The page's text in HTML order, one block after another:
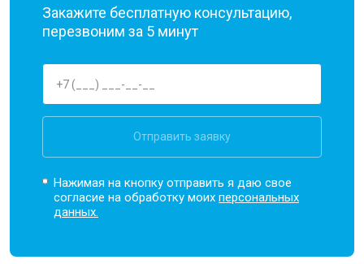
Закажите бесплатную консультацию,
перезвоним за 5 минут
Отправить заявку
Нажимая на кнопку отправить я даю свое
согласие на обработку моихперсональных
данных.